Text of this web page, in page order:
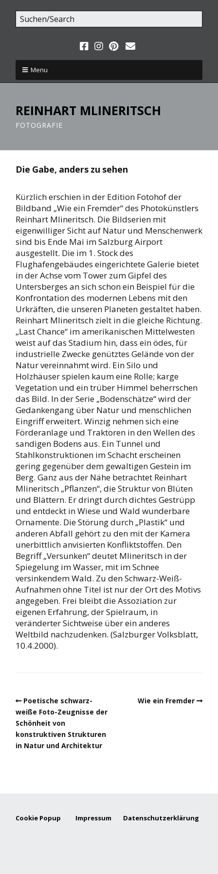
Menu
REINHART MLINERITSCH
FOTOGRAFIE
Die Gabe, anders zu sehen
Kürzlich erschien in der Edition Fotohof der
Bildband „Wie ein Fremder“ des Photokünstlers
Reinhart Mlineritsch. Die Bildserien mit
eigenwilliger Sicht auf Natur und Menschenwerk
sind bis Ende Mai im Salzburg Airport
ausgestellt. Die im 1. Stock des
Flughafengebäudes eingerichtete Galerie bietet
in der Achse vom Tower zum Gipfel des
Untersberges an sich schon ein Beispiel für die
Konfrontation des modernen Lebens mit den
Urkräften, die unseren Planeten gestaltet haben.
Reinhart Mlineritsch zielt in die gleiche Richtung.
„Last Chance“ im amerikanischen Mittelwesten
weist auf das Stadium hin, dass ein ödes, für
industrielle Zwecke genütztes Gelände von der
Natur vereinnahmt wird. Ein Silo und
Holzhäuser spielen kaum eine Rolle; karge
Vegetation und ein trüber Himmel beherrschen
das Bild. In der Serie „Bodenschätze“ wird der
Gedankengang über Natur und menschlichen
Eingriff erweitert. Winzig nehmen sich eine
Förderanlage und Traktoren in den Wellen des
sandigen Bodens aus. Ein Tunnel und
Stahlkonstruktionen im Schacht erscheinen
gering gegenüber dem gewaltigen Gestein im
Berg. Ganz aus der Nähe betrachtet Reinhart
Mlineritsch „Pflanzen“, die Struktur von Blüten
und Blättern. Er dringt durch dichtes Gestrüpp
und entdeckt in Wiese und Wald wunderbare
Ornamente. Die Störung durch „Plastik“ und
anderen Abfall gehört zu den mit der Kamera
unerbittlich anvisierten Konfliktstoffen. Den
Begriff „Versunken“ deutet Mlineritsch in der
Spiegelung im Wasser, mit im Schnee
versinkendem Wald. Zu den Schwarz-Weiß-
Aufnahmen ohne Titel ist nur der Ort des Motivs
angegeben. Frei bleibt die Assoziation zur
eigenen Erfahrung, der Spielraum, in
veränderter Sichtweise über ein anderes
Weltbild nachzudenken. (Salzburger Volksblatt,
10.4.2000).
Poetische schwarz-
weiße Foto-Zeugnisse der
Schönheit von
konstruktiven Strukturen
in Natur und Architektur
Wie ein Fremder
Cookie Popup Impressum Datenschutzerklärung